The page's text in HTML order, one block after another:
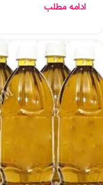
ادامه مطلب